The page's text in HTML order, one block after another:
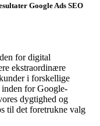
Google Ads SEO
for digital
ekstraordinære
i forskellige
inden for Google-
dygtighed og
til det foretrukne valg